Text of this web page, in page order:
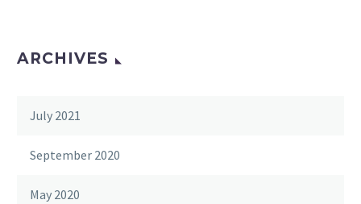
ARCHIVES
July 2021
September 2020
May 2020